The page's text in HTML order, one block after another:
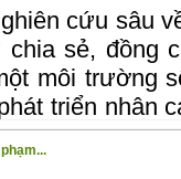
cứu sâu
sẻ, đồng
môi trường
triển nhân
hành